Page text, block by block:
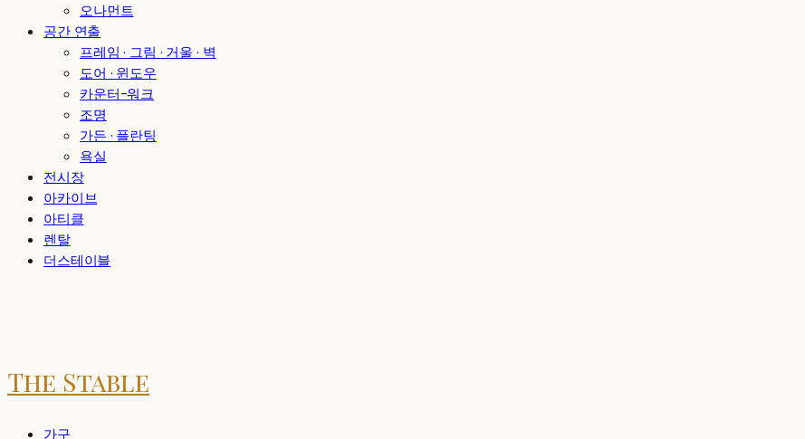
오나먼트
공간 연출
프레임 · 그림 · 거울 · 벽
도어 · 윈도우
카운터-워크
조명
가든 · 플란팅
욕실
전시장
아카이브
아티클
렌탈
더스테이블
The Stable
가구